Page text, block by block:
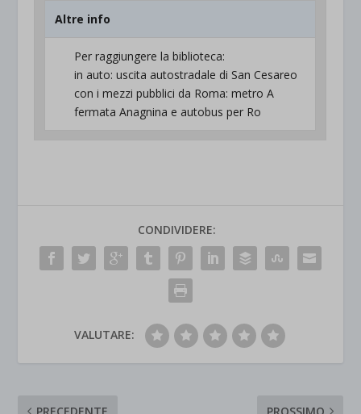
Altre info
Per raggiungere la biblioteca:
in auto: uscita autostradale di San Cesareo
con i mezzi pubblici da Roma: metro A
fermata Anagnina e autobus per Ro
CONDIVIDERE:
VALUTARE: